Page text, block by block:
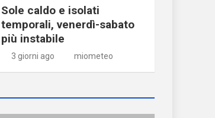
Sole caldo e isolati
temporali, venerdì-sabato
più instabile
3 giorni ago miometeo